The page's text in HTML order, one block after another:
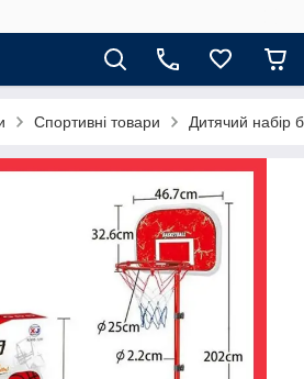
Спортивні товари Дитячий набір